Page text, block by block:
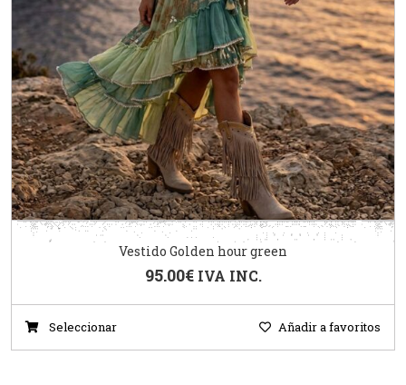
Vestido Golden hour green
95.00€ IVA INC.
Seleccionar Añadir a favoritos